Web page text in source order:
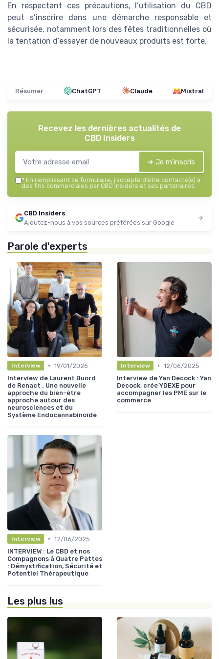
En respectant ces précautions, l’utilisation du CBD
peut s’inscrire dans une démarche responsable et
sécurisée, notamment lors des fêtes traditionnelles où
la tentation d’essayer de nouveaux produits est forte.
Résumer ChatGPT Claude Mistral
Recevez les dernières actualités de
CBD Insiders
➔ Je m'inscris
* En remplissant ce formulaire, j’accepte d’être contacté(e) à
des fins commerciales par CBD Insiders et ses partenaires.
CBD Insiders
Ajoutez-nous à vos sources préférées sur Google
Parole d'experts
Interview • 19/01/2026
Interview de Laurent Buord
de Renact : Une nouvelle
approche du bien-être
approche autour des
neurosciences et du
Système Endocannabinoïde
Interview • 12/06/2025
Interview de Yan Decock : Yan
Decock, crée YDEXE pour
accompagner les PME sur le
commerce
Interview • 12/06/2025
INTERVIEW : Le CBD et nos
Compagnons à Quatre Pattes
: Démystification, Sécurité et
Potentiel Thérapeutique
Les plus lus